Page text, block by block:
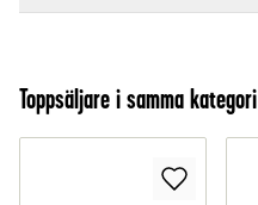
Toppsäljare i samma kategori